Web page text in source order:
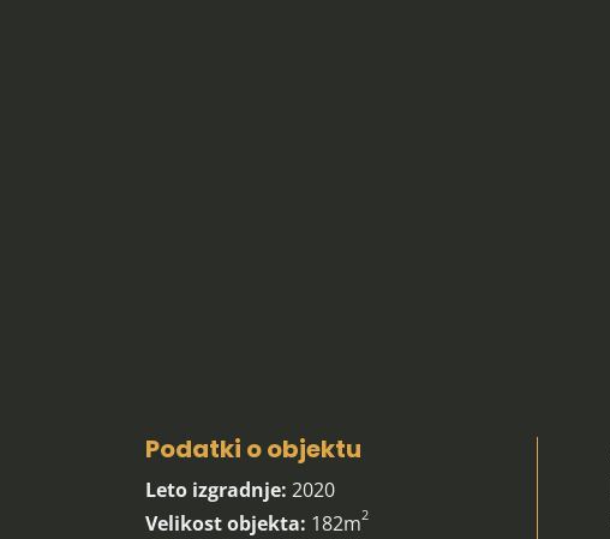
Podatki o objektu
Leto izgradnje: 2020
Velikost objekta: 182m2